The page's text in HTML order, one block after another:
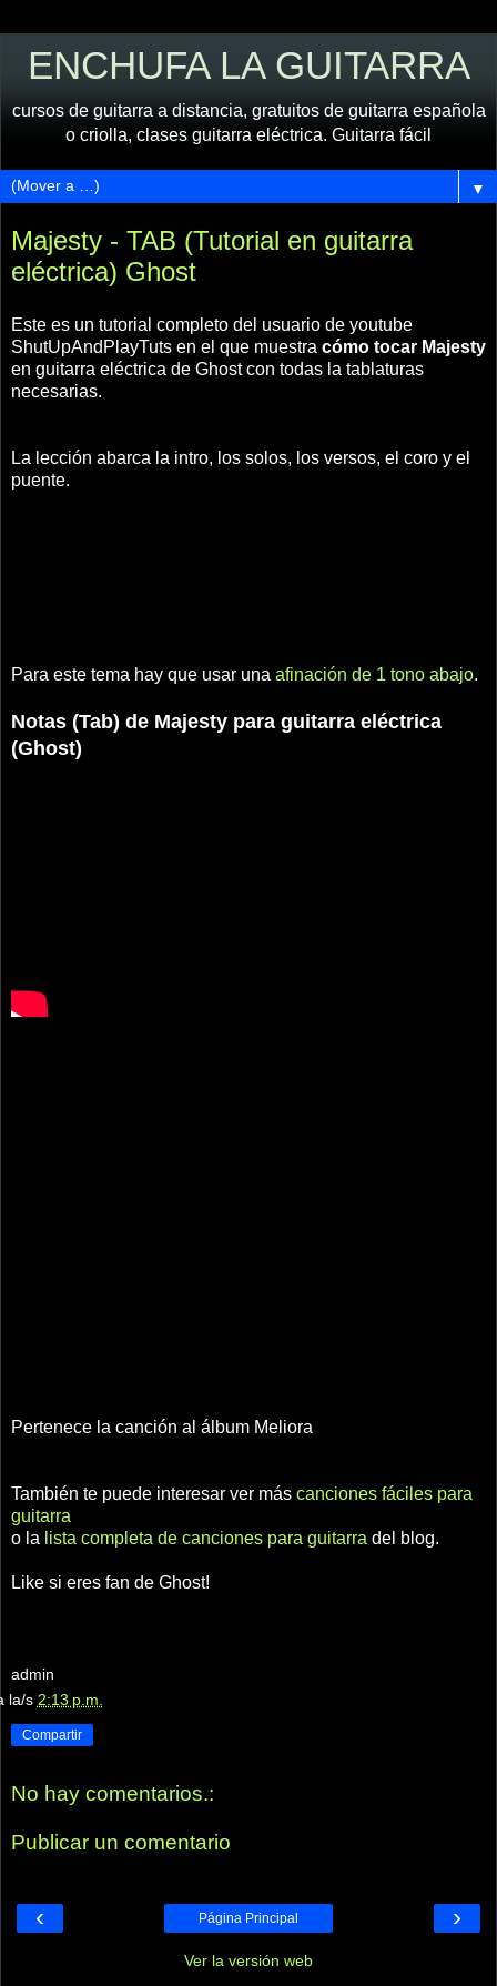
ENCHUFA LA GUITARRA
cursos de guitarra a distancia, gratuitos de guitarra española
o criolla, clases guitarra eléctrica. Guitarra fácil
▼
Majesty - TAB (Tutorial en guitarra
eléctrica) Ghost
Este es un tutorial completo del usuario de youtube
ShutUpAndPlayTuts en el que muestra cómo tocar Majesty
en guitarra eléctrica de Ghost con todas la tablaturas
necesarias.
La lección abarca la intro, los solos, los versos, el coro y el
puente.
Para este tema hay que usar una afinación de 1 tono abajo.
Notas (Tab) de Majesty para guitarra eléctrica
(Ghost)
Pertenece la canción al álbum Meliora
También te puede interesar ver más canciones fáciles para
guitarra
o la lista completa de canciones para guitarra del blog.
Like si eres fan de Ghost!
admin
la/s 2:13 p.m.
Compartir
No hay comentarios.:
Publicar un comentario
‹ ›
Página Principal
Ver la versión web